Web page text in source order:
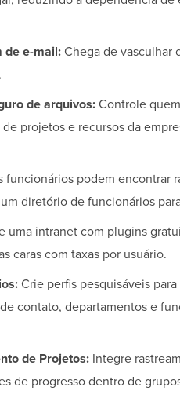
de e-mail:Chega de vasculhar
de arquivos:Controle
projetos e recursos da
funcionários podem encontrar
diretório de funcionários
uma intranet com plugins
caras com taxas por usuário.
Crie perfis pesquisáveis
contato, departamentos e
de Projetos: Integre
de progresso dentro de